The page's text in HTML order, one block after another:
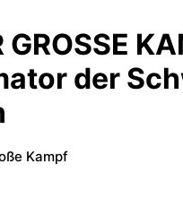
GROSSE
der
Kampf